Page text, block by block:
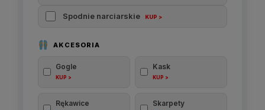
Spodnie narciarskie KUP >
AKCESORIA
Gogle
KUP >
Kask
KUP >
Rękawice Skarpety